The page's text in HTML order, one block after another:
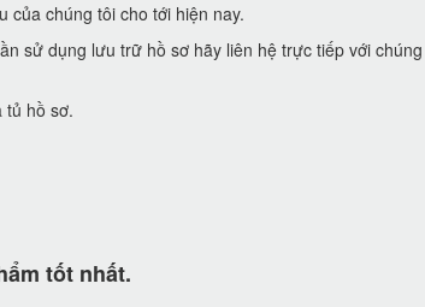
của chúng tôi cho tới hiện nay.
sử dụng lưu trữ hồ sơ hãy liên hệ trực tiếp với chúng
tủ hồ sơ.
tốt nhất.